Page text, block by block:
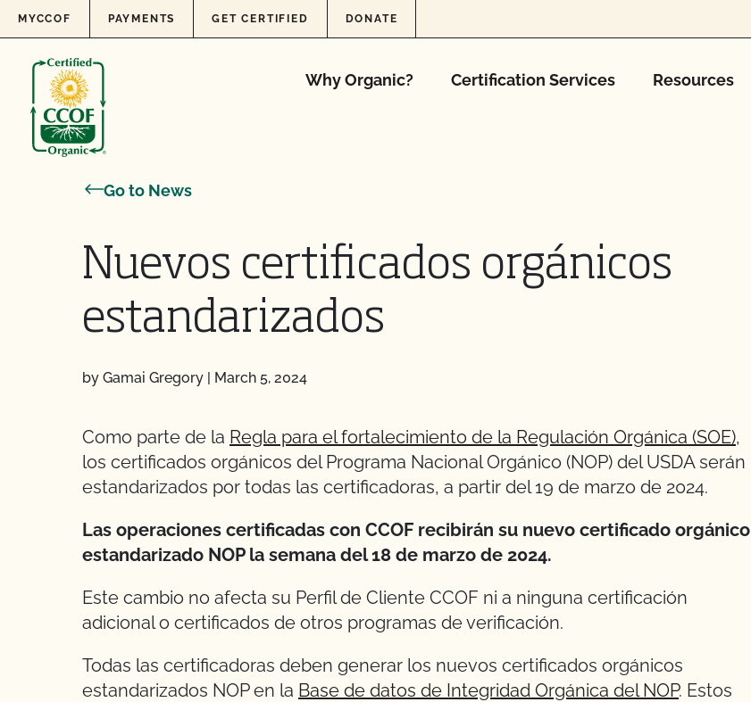
Skip to content
MYCCOF PAYMENTS GET CERTIFIED DONATE
Why Organic? Certification Services Resources
Go to News
Nuevos certificados orgánicos
estandarizados
by Gamai Gregory | March 5, 2024
Como parte de la Regla para el fortalecimiento de la Regulación Orgánica (SOE),
los certificados orgánicos del Programa Nacional Orgánico (NOP) del USDA serán
estandarizados por todas las certificadoras, a partir del 19 de marzo de 2024.
Las operaciones certificadas con CCOF recibirán su nuevo certificado orgánico
estandarizado NOP la semana del 18 de marzo de 2024.
Este cambio no afecta su Perfil de Cliente CCOF ni a ninguna certificación
adicional o certificados de otros programas de verificación.
Todas las certificadoras deben generar los nuevos certificados orgánicos
estandarizados NOP en la Base de datos de Integridad Orgánica del NOP. Estos